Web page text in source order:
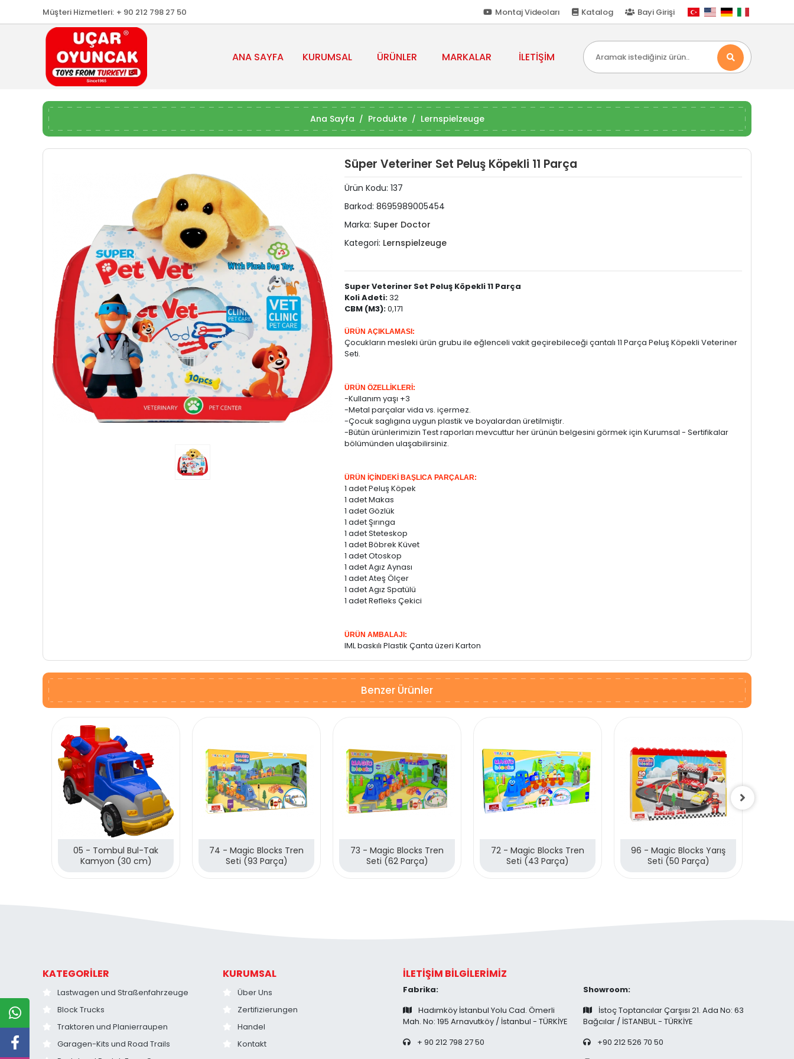
Müşteri Hizmetleri: + 90 212 798 27 50 Montaj Videoları Katalog Bayi Girişi
ANA SAYFA KURUMSAL ÜRÜNLER MARKALAR İLETİŞİM
Ana Sayfa Produkte Lernspielzeuge
Süper Veteriner Set Peluş Köpekli 11 Parça
Ürün Kodu: 137
Barkod: 8695989005454
Marka: Super Doctor
Kategori: Lernspielzeuge
Super Veteriner Set Peluş Köpekli 11 Parça
Koli Adeti:32
CBM (M3):0,171
ÜRÜN AÇIKLAMASI:
Çocukların mesleki ürün grubu ile eğlenceli vakit geçirebileceği çantalı 11 Parça Peluş Köpekli Veteriner
Seti.
ÜRÜN ÖZELLİKLERİ:
-Kullanım yaşı +3
-Metal parçalar vida vs. içermez.
-Çocuk saglıgına uygun plastik ve boyalardan üretilmiştir.
-Bütün ürünlerimizin Test raporları mevcuttur her ürünün belgesini görmek için Kurumsal - Sertifikalar
bölümünden ulaşabilirsiniz.
ÜRÜN İÇİNDEKİ BAŞLICA PARÇALAR:
1 adet Peluş Köpek
1 adet Makas
1 adet Gözlük
1 adet Şırınga
1 adet Steteskop
1 adet Böbrek Küvet
1 adet Otoskop
1 adet Agız Aynası
1 adet Ateş Ölçer
1 adet Agız Spatülü
1 adet Refleks Çekici
ÜRÜN AMBALAJI:
IML baskılı Plastik Çanta üzeri Karton
Benzer Ürünler
05 - Tombul Bul-Tak
Kamyon (30 cm)
74 - Magic Blocks Tren
Seti (93 Parça)
73 - Magic Blocks Tren
Seti (62 Parça)
72 - Magic Blocks Tren
Seti (43 Parça)
96 - Magic Blocks Yarış
Seti (50 Parça)
KATEGORİLER
Lastwagen und Straßenfahrzeuge
Block Trucks
Traktoren und Planierraupen
Garagen-Kits und Road Trails
KURUMSAL
Über Uns
Zertifizierungen
Handel
Kontakt
İLETİŞİM BİLGİLERİMİZ
Fabrika:
Hadımköy İstanbul Yolu Cad. Ömerli
Mah. No: 195 Arnavutköy / İstanbul - TÜRKİYE
+ 90 212 798 27 50
Showroom:
İstoç Toptancılar Çarşısı 21. Ada No: 63
Bağcılar / İSTANBUL - TÜRKİYE
+90 212 526 70 50